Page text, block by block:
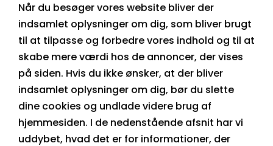
Når du besøger vores website bliver der
indsamlet oplysninger om dig, som bliver brugt
til at tilpasse og forbedre vores indhold og til at
skabe mere værdi hos de annoncer, der vises
på siden. Hvis du ikke ønsker, at der bliver
indsamlet oplysninger om dig, bør du slette
dine cookies og undlade videre brug af
hjemmesiden. I de nedenstående afsnit har vi
uddybet, hvad det er for informationer, der